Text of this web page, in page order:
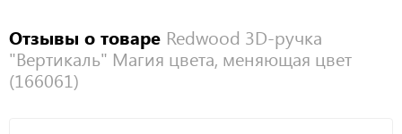
Отзывы о товаре Redwood 3D-ручка
"Вертикаль" Магия цвета, меняющая цвет
(166061)